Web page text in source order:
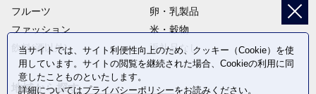
フルーツ
卵・乳製品
ファッション
米・穀物
飲料(酒以外)
返礼品なし
地域から探す
当サイトでは、サイト利便性向上のため、クッキー（Cookie）を使
用しています。サイトの閲覧を継続された場合、Cookieの利用に同
意したことものといたします。
詳細についてはプライバシーポリシーをお読みください。